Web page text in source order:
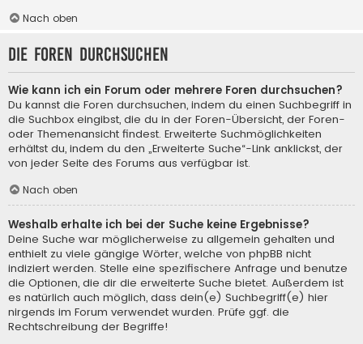
Nach oben
Die Foren durchsuchen
Wie kann ich ein Forum oder mehrere Foren durchsuchen?
Du kannst die Foren durchsuchen, indem du einen Suchbegriff in
die Suchbox eingibst, die du in der Foren-Übersicht, der Foren-
oder Themenansicht findest. Erweiterte Suchmöglichkeiten
erhältst du, indem du den „Erweiterte Suche“-Link anklickst, der
von jeder Seite des Forums aus verfügbar ist.
Nach oben
Weshalb erhalte ich bei der Suche keine Ergebnisse?
Deine Suche war möglicherweise zu allgemein gehalten und
enthielt zu viele gängige Wörter, welche von phpBB nicht
indiziert werden. Stelle eine spezifischere Anfrage und benutze
die Optionen, die dir die erweiterte Suche bietet. Außerdem ist
es natürlich auch möglich, dass dein(e) Suchbegriff(e) hier
nirgends im Forum verwendet wurden. Prüfe ggf. die
Rechtschreibung der Begriffe!